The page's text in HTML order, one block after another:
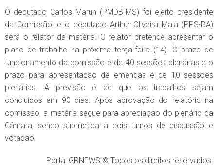
O deputado Carlos Marun (PMDB-MS) foi eleito presidente
da Comissão, e o deputado Arthur Oliveira Maia (PPS-BA)
será o relator da matéria. O relator pretende apresentar o
plano de trabalho na próxima terça-feira (14). O prazo de
funcionamento da comissão é de 40 sessões plenárias e o
prazo para apresentação de emendas é de 10 sessões
plenárias. A previsão é de que os trabalhos sejam
concluídos em 90 dias. Após aprovação do relatório na
comissão, a matéria segue para apreciação do plenário da
Câmara, sendo submetida a dois turnos de discussão e
votação.
Portal GRNEWS © Todos os direitos reservados.